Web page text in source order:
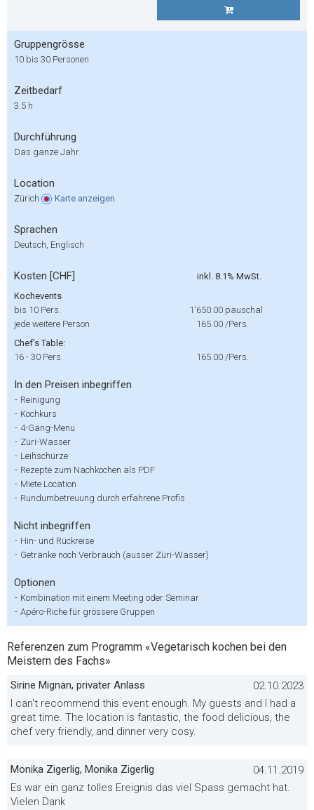
Gruppengrösse
10 bis 30 Personen
Zeitbedarf
3.5 h
Durchführung
Das ganze Jahr
Location
Zürich Karte anzeigen
Sprachen
Deutsch, Englisch
Kosten [CHF]
inkl. 8.1% MwSt.
Kochevents
bis 10 Pers.
1'650.00 pauschal
jede weitere Person
165.00 /Pers.
Chef’s Table:
16 - 30 Pers.
165.00 /Pers.
In den Preisen inbegriffen
- Reinigung
- Kochkurs
- 4-Gang-Menu
- Züri-Wasser
- Leihschürze
- Rezepte zum Nachkochen als PDF
- Miete Location
- Rundumbetreuung durch erfahrene Profis
Nicht inbegriffen
- Hin- und Rückreise
- Getränke noch Verbrauch (ausser Züri-Wasser)
Optionen
- Kombination mit einem Meeting oder Seminar
- Apéro-Riche für grössere Gruppen
Referenzen zum Programm «Vegetarisch kochen bei den
Meistern des Fachs»
Sirine Mignan, privater Anlass
02.10.2023
I can't recommend this event enough. My guests and I had a
great time. The location is fantastic, the food delicious, the
chef very friendly, and dinner very cosy.
Monika Zigerlig, Monika Zigerlig
04.11.2019
Es war ein ganz tolles Ereignis das viel Spass gemacht hat.
Vielen Dank